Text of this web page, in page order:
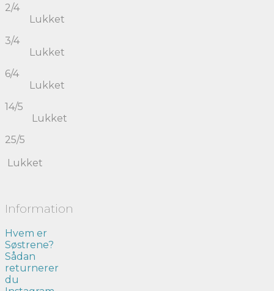
2/4
Lukket
3/4
Lukket
6/4
Lukket
14/5
Lukket
25/5
Lukket
Information
Hvem er
Søstrene?
Sådan
returnerer
du